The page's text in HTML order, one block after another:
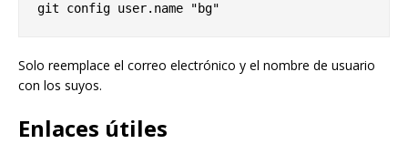
Solo reemplace el correo electrónico y el nombre de usuario
con los suyos.
Enlaces útiles